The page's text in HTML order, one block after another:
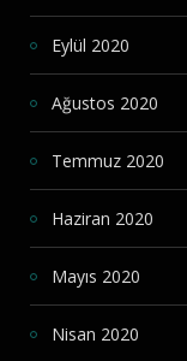
Eylül 2020
Ağustos 2020
Temmuz 2020
Haziran 2020
Mayıs 2020
Nisan 2020